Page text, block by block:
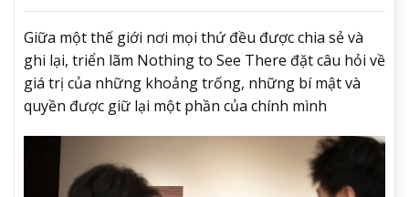
Giữa một thế giới nơi mọi thứ đều được chia sẻ và
ghi lại, triển lãm Nothing to See There đặt câu hỏi về
giá trị của những khoảng trống, những bí mật và
quyền được giữ lại một phần của chính mình